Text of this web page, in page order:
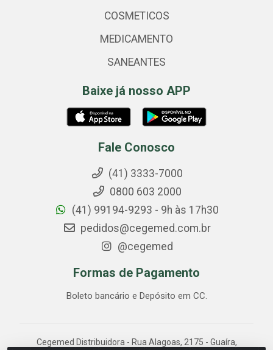
COSMETICOS
MEDICAMENTO
SANEANTES
Baixe já nosso APP
Fale Conosco
(41) 3333-7000
0800 603 2000
(41) 99194-9293 - 9h às 17h30
pedidos@cegemed.com.br
@cegemed
Formas de Pagamento
Boleto bancário e Depósito em CC.
Cegemed Distribuidora - Rua Alagoas, 2175 - Guaíra,